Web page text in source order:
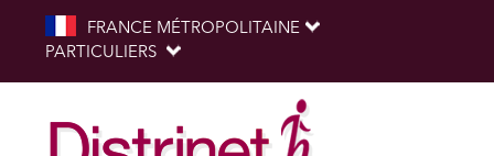
FRANCE MÉTROPOLITAINE
PARTICULIERS